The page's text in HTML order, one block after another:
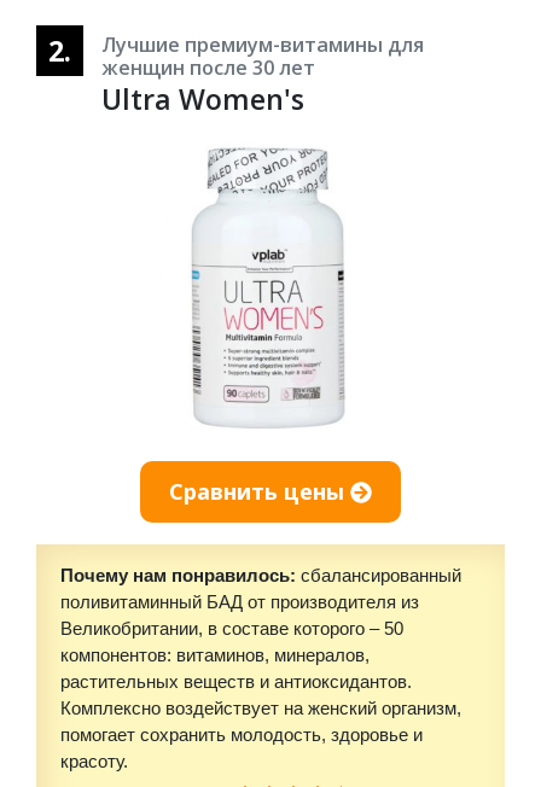
2.
Лучшие премиум-витамины для
женщин после 30 лет
Ultra Women's
Сравнить цены
Почему нам понравилось: сбалансированный
поливитаминный БАД от производителя из
Великобритании, в составе которого – 50
компонентов: витаминов, минералов,
растительных веществ и антиоксидантов.
Комплексно воздействует на женский организм,
помогает сохранить молодость, здоровье и
красоту.